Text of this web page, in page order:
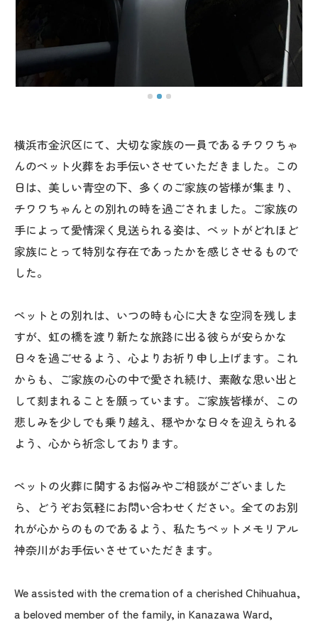
横浜市金沢区にて、大切な家族の一員であるチワワちゃ
んのペット火葬をお手伝いさせていただきました。この
日は、美しい青空の下、多くのご家族の皆様が集まり、
チワワちゃんとの別れの時を過ごされました。ご家族の
手によって愛情深く見送られる姿は、ペットがどれほど
家族にとって特別な存在であったかを感じさせるもので
した。
ペットとの別れは、いつの時も心に大きな空洞を残しま
すが、虹の橋を渡り新たな旅路に出る彼らが安らかな
日々を過ごせるよう、心よりお祈り申し上げます。これ
からも、ご家族の心の中で愛され続け、素敵な思い出と
して刻まれることを願っています。ご家族皆様が、この
悲しみを少しでも乗り越え、穏やかな日々を迎えられる
よう、心から祈念しております。
ペットの火葬に関するお悩みやご相談がございました
ら、どうぞお気軽にお問い合わせください。全てのお別
れが心からのものであるよう、私たちペットメモリアル
神奈川がお手伝いさせていただきます。
We assisted with the cremation of a cherished Chihuahua,
a beloved member of the family, in Kanazawa Ward,